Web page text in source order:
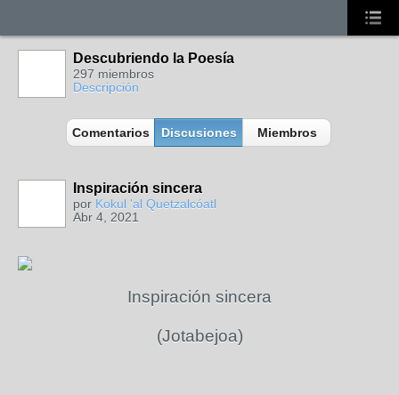
Descubriendo la Poesía
297 miembros
Descripción
Comentarios Discusiones Miembros
Inspiración sincera
por Kokul 'al Quetzalcóatl
Abr 4, 2021
Inspiración sincera
(Jotabejoa)